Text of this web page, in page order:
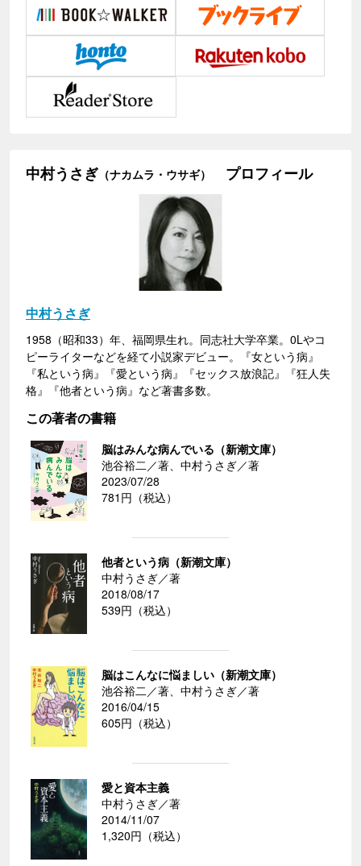
中村うさぎ （ナカムラ・ウサギ） プロフィール
中村うさぎ
1958（昭和33）年、福岡県生れ。同志社大学卒業。0Lやコ
ピーライターなどを経て小説家デビュー。『女という病』
『私という病』『愛という病』『セックス放浪記』『狂人失
格』『他者という病』など著書多数。
この著者の書籍
脳はみんな病んでいる（新潮文庫）
池谷裕二／著、中村うさぎ／著
2023/07/28
781円（税込）
他者という病（新潮文庫）
中村うさぎ／著
2018/08/17
539円（税込）
脳はこんなに悩ましい（新潮文庫）
池谷裕二／著、中村うさぎ／著
2016/04/15
605円（税込）
愛と資本主義
中村うさぎ／著
2014/11/07
1,320円（税込）